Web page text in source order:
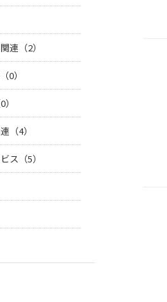
連（2）
0）
（4）
ス（5）